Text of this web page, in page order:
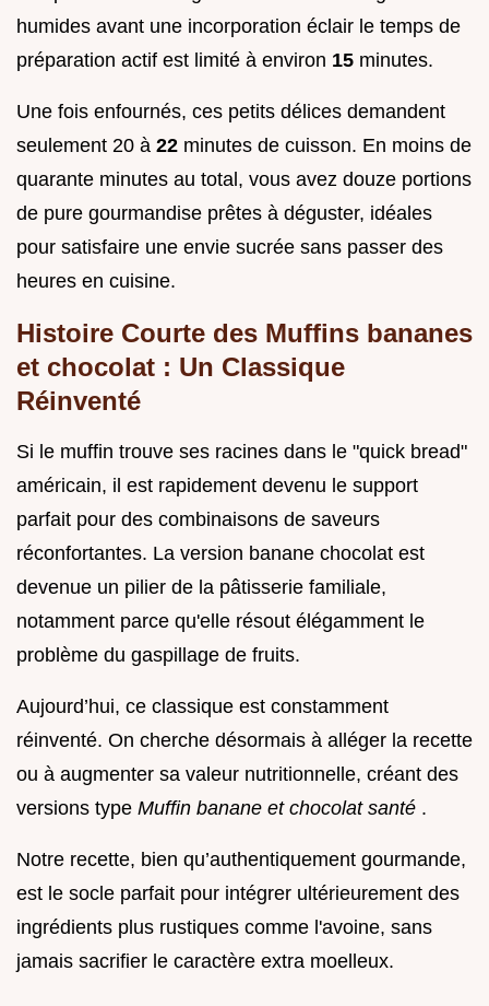
humides avant une incorporation éclair le temps de
préparation actif est limité à environ 15 minutes.
Une fois enfournés, ces petits délices demandent
seulement 20 à 22 minutes de cuisson. En moins de
quarante minutes au total, vous avez douze portions
de pure gourmandise prêtes à déguster, idéales
pour satisfaire une envie sucrée sans passer des
heures en cuisine.
Histoire Courte des Muffins bananes
et chocolat : Un Classique
Réinventé
Si le muffin trouve ses racines dans le "quick bread"
américain, il est rapidement devenu le support
parfait pour des combinaisons de saveurs
réconfortantes. La version banane chocolat est
devenue un pilier de la pâtisserie familiale,
notamment parce qu'elle résout élégamment le
problème du gaspillage de fruits.
Aujourd’hui, ce classique est constamment
réinventé. On cherche désormais à alléger la recette
ou à augmenter sa valeur nutritionnelle, créant des
versions type Muffin banane et chocolat santé .
Notre recette, bien qu’authentiquement gourmande,
est le socle parfait pour intégrer ultérieurement des
ingrédients plus rustiques comme l'avoine, sans
jamais sacrifier le caractère extra moelleux.